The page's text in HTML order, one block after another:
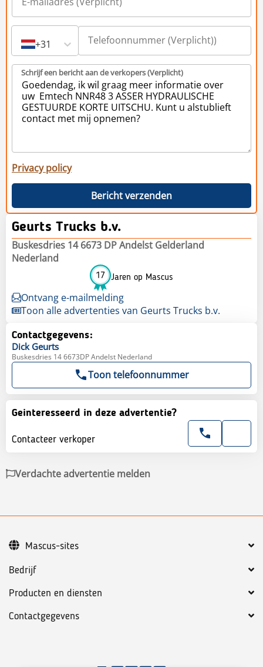
+31
Schrijf een bericht aan de verkopers (Verplicht)
Privacy policy
Bericht verzenden
Geurts Trucks b.v.
Buskesdries 14 6673 DP Andelst Gelderland
Nederland
17 Jaren op Mascus
Ontvang e-mailmelding
Toon alle advertenties van Geurts Trucks b.v.
Contactgegevens:
Dick Geurts
Buskesdries 14 6673DP Andelst Nederland
Toon telefoonnummer
Geinteresseerd in deze advertentie?
Contacteer verkoper
Verdachte advertentie melden
Bedrijf
Producten en diensten
Contactgegevens
Mascus-sites